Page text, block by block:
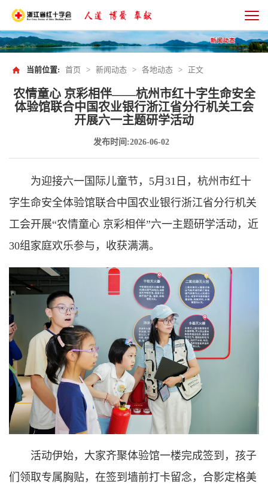
当前位置: 首页 > 新闻动态 > 各地动态 > 正文
农情童心 京彩相伴——杭州市红十字生命安全
体验馆联合中国农业银行浙江省分行机关工会
开展六一主题研学活动
发布时间:2026-06-02
为迎接六一国际儿童节，5月31日，杭州市红十
字生命安全体验馆联合中国农业银行浙江省分行机关
工会开展“农情童心 京彩相伴”六一主题研学活动，近
30组家庭欢乐参与，收获满满。
活动伊始，大家齐聚体验馆一楼完成签到，孩子
们领取专属胸贴，在签到墙前打卡留念，合影定格美